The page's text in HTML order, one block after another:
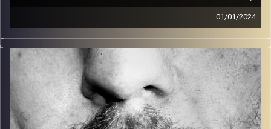
01/01/2024
זיפים, מוזיקה מחוספסת של הופעות חיות. הרבה ג'אם, רוק,
בלוז, bluegrass, ג'אז, Fאנק, פרוגרסיב ואפילו אלקטרוניקה.
כל מה שחי, אמיתי ונושם.
עם שמוליק רגב.
קרדיט תמונות: David Goehring